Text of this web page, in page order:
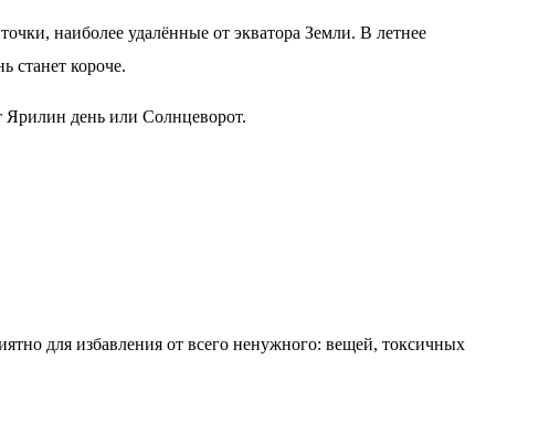
наиболее удалённые от экватора Земли. В летнее
станет короче.
Ярилин день или Солнцеворот.
для избавления от всего ненужного: вещей, токсичных